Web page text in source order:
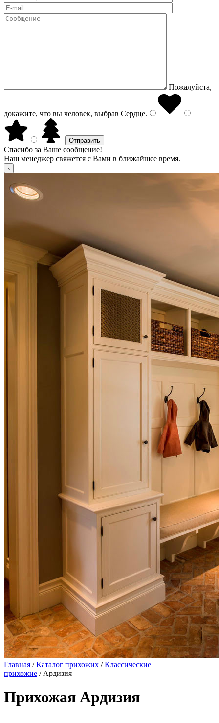
Пожалуйста,
докажите, что вы человек, выбрав Сердце.
Спасибо за Ваше сообщение!
Наш менеджер свяжется с Вами в ближайшее время.
Главная /Каталог прихожих /Классические
прихожие / Ардизия
Прихожая Ардизия